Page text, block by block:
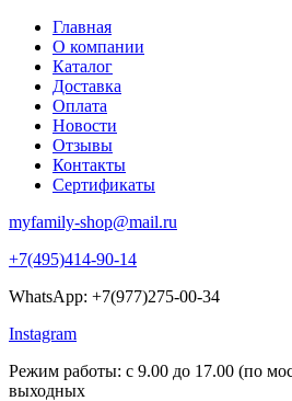
Главная
О компании
Каталог
Доставка
Оплата
Новости
Отзывы
Контакты
Сертификаты
myfamily-shop@mail.ru
+7(495)414-90-14
WhatsApp: +7(977)275-00-34
Instagram
Режим работы: с 9.00 до 17.00 (по
выходных